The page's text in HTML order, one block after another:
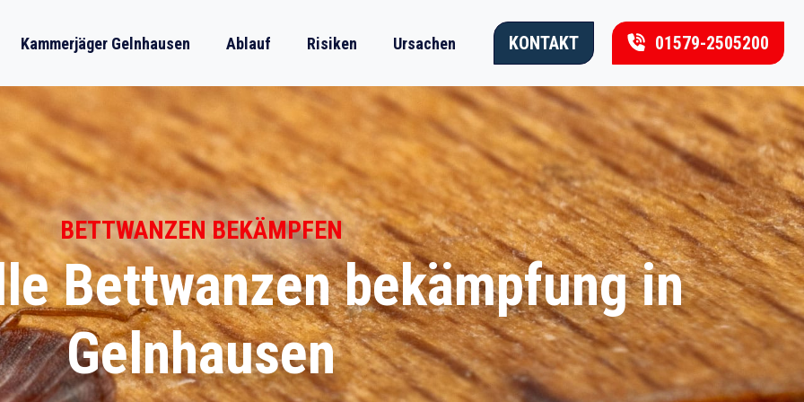
Kammerjäger Gelnhausen Ablauf Risiken Ursachen KONTAKT 01579-2505200
BETTWANZEN BEKÄMPFEN
Bettwanzen bekämpfung in
Gelnhausen